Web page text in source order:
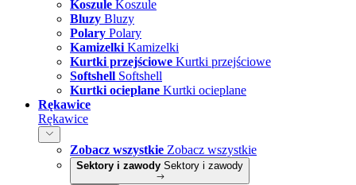
Koszule Koszule
Bluzy Bluzy
Polary Polary
Kamizelki Kamizelki
Kurtki przejściowe Kurtki przejściowe
Softshell Softshell
Kurtki ocieplane Kurtki ocieplane
Rękawice
Rękawice
Zobacz wszystkie Zobacz wszystkie
Sektory i zawody Sektory i zawody